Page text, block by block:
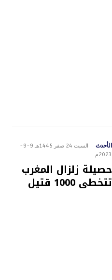
الأحدث
السبت 24 صفر 1445هـ 9-9-
2023م
حصيلة زلزال المغرب
تتخطى 1000 قتيل